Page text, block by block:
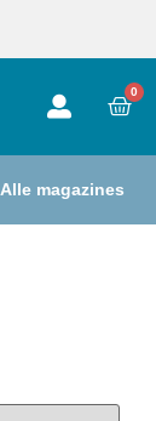
0
Alle magazines